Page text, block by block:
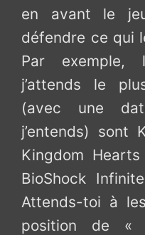
en avant le
défendre ce qui
Par
j’attends le
(avec une
j’entends) sont
Kingdom
BioShock
Attends-toi à
position de «